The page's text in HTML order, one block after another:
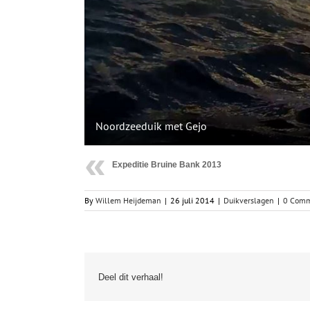
Noordzeeduik met Gejo
Expeditie Bruine Bank 2013
By Willem Heijdeman | 26 juli 2014 | Duikverslagen | 0
Deel dit verhaal!